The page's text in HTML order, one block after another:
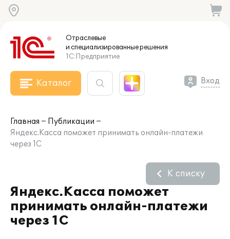
Отраслевые
и специализированныерешения
1С:Предприятие
Каталог Вход
Главная
Публикации
Яндекс.Касса поможет принимать онлайн-платежи
через 1С
Яндекс.Касса поможет
принимать онлайн-платежи
через 1С
К списку